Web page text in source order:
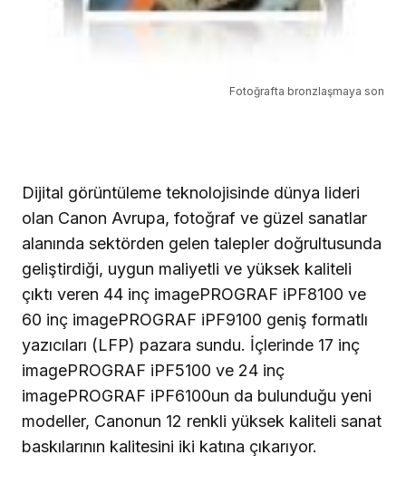
Fotoğrafta bronzlaşmaya son
Dijital görüntüleme teknolojisinde dünya lideri
olan Canon Avrupa, fotoğraf ve güzel sanatlar
alanında sektörden gelen talepler doğrultusunda
geliştirdiği, uygun maliyetli ve yüksek kaliteli
çıktı veren 44 inç imagePROGRAF iPF8100 ve
60 inç imagePROGRAF iPF9100 geniş formatlı
yazıcıları (LFP) pazara sundu. İçlerinde 17 inç
imagePROGRAF iPF5100 ve 24 inç
imagePROGRAF iPF6100un da bulunduğu yeni
modeller, Canonun 12 renkli yüksek kaliteli sanat
baskılarının kalitesini iki katına çıkarıyor.